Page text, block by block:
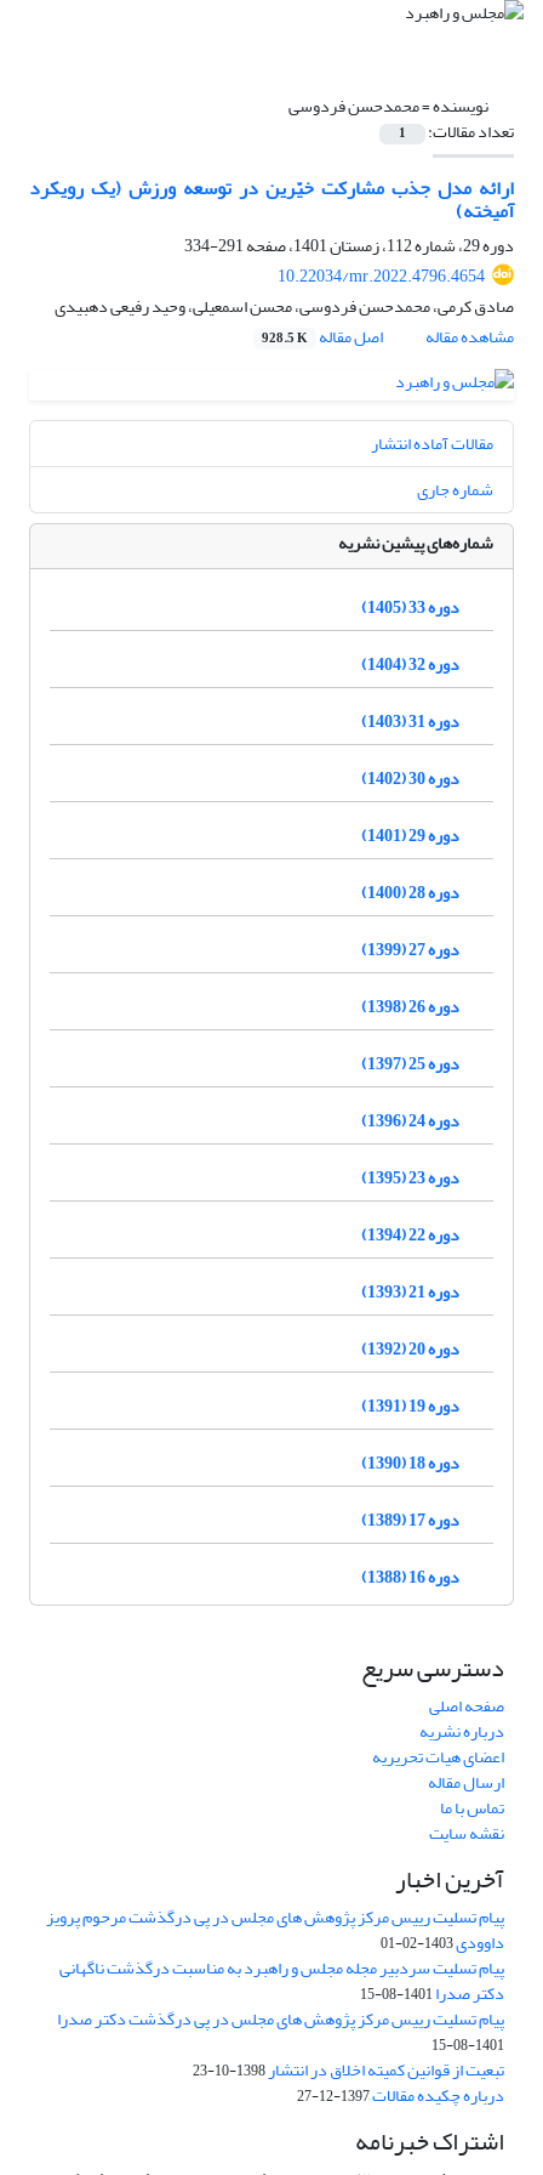
نویسنده =محمدحسن فردوسی
تعداد مقالات: 1
ارائه مدل جذب مشارکت خیّرین در توسعه ورزش (یک رویکرد
آمیخته)
دوره 29، شماره 112، زمستان 1401، صفحه
291-334
10.22034/mr.2022.4796.4654
صادق کرمی، محمدحسن فردوسی، محسن اسمعیلی، وحید رفیعی دهبیدی
مشاهده مقاله
اصل مقاله 928.5 K
مقالات آماده انتشار
شماره جاری
شماره‌های پیشین نشریه
دوره 33 (1405)
دوره 32 (1404)
دوره 31 (1403)
دوره 30 (1402)
دوره 29 (1401)
دوره 28 (1400)
دوره 27 (1399)
دوره 26 (1398)
دوره 25 (1397)
دوره 24 (1396)
دوره 23 (1395)
دوره 22 (1394)
دوره 21 (1393)
دوره 20 (1392)
دوره 19 (1391)
دوره 18 (1390)
دوره 17 (1389)
دوره 16 (1388)
دسترسی سریع
صفحه اصلی
درباره نشریه
اعضای هیات تحریریه
ارسال مقاله
تماس با ما
نقشه سایت
آخرین اخبار
پیام تسلیت رییس مرکز پژوهش های مجلس در پی درگذشت مرحوم پرویز
داوودی1403-02-01
پیام تسلیت سردبیر مجله مجلس و راهبرد به مناسبت درگذشت ناگهانی
دکتر صدرا1401-08-15
پیام تسلیت رییس مرکز پژوهش های مجلس در پی درگذشت دکتر صدرا
1401-08-15
تبعیت از قوانین کمیته اخلاق در انتشار1398-10-23
درباره چکیده مقالات1397-12-27
اشتراک خبرنامه